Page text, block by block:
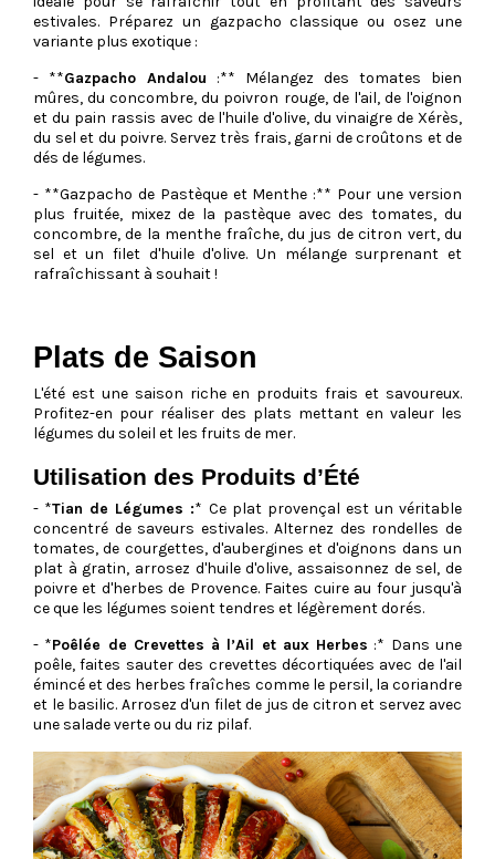
estivales. Préparez un gazpacho classique ou osez une
variante plus exotique :
- **Gazpacho Andalou :** Mélangez des tomates bien
mûres, du concombre, du poivron rouge, de l'ail, de l'oignon
et du pain rassis avec de l'huile d'olive, du vinaigre de Xérès,
du sel et du poivre. Servez très frais, garni de croûtons et de
dés de légumes.
- **Gazpacho de Pastèque et Menthe :** Pour une version
plus fruitée, mixez de la pastèque avec des tomates, du
concombre, de la menthe fraîche, du jus de citron vert, du
sel et un filet d'huile d'olive. Un mélange surprenant et
rafraîchissant à souhait !
Plats de Saison
L'été est une saison riche en produits frais et savoureux.
Profitez-en pour réaliser des plats mettant en valeur les
légumes du soleil et les fruits de mer.
Utilisation des Produits d’Été
- *Tian de Légumes :* Ce plat provençal est un véritable
concentré de saveurs estivales. Alternez des rondelles de
tomates, de courgettes, d'aubergines et d'oignons dans un
plat à gratin, arrosez d'huile d'olive, assaisonnez de sel, de
poivre et d'herbes de Provence. Faites cuire au four jusqu'à
ce que les légumes soient tendres et légèrement dorés.
- *Poêlée de Crevettes à l’Ail et aux Herbes :* Dans une
poêle, faites sauter des crevettes décortiquées avec de l'ail
émincé et des herbes fraîches comme le persil, la coriandre
et le basilic. Arrosez d'un filet de jus de citron et servez avec
une salade verte ou du riz pilaf.